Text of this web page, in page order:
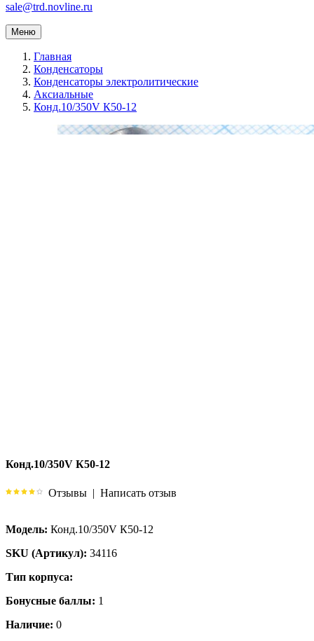
sale@trd.novline.ru
Меню
Главная
Конденсаторы
Конденсаторы электролитические
Аксиальные
Конд.10/350V К50-12
Конд.10/350V К50-12
Отзывы | Написать отзыв
Модель: Конд.10/350V К50-12
SKU (Артикул): 34116
Тип корпуса:
Бонусные баллы: 1
Наличие: 0